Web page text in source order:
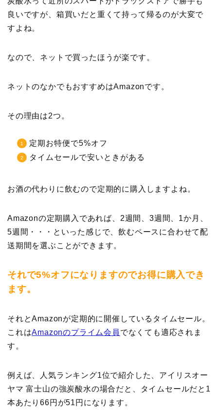
良いですが、箱買いだと重くて持って帰るのが大変で
すよね。
なので、ネットで買ったほうが楽です。
ネットのなかでもおすすめはAmazonです。
その理由は2つ。
定期お特便で5%オフ
タイムセールで安いときがある
お酒の代わりに飲むので定期的に購入しますよね。
Amazonの定期購入であれば、2週間、3週間、1か月、
5週間・・・といった感じで、飲むペースに合わせて配
送期間を選ぶことができます。
それで5%オフになりますのでお得に購入でき
ます。
それとAmazonが定期的に開催しているタイムセール。
これはAmazonのプライム会員 でなくても適応されま
す。
例えば、人気ランキング1位で紹介した、アイリスオー
ヤマ 富士山の強炭酸水の場合だと、タイムセールだと1
本あたり66円が51円になります。